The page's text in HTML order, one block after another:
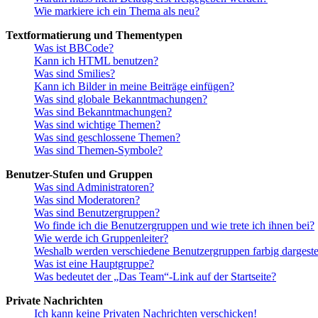
Wie markiere ich ein Thema als neu?
Textformatierung und Thementypen
Was ist BBCode?
Kann ich HTML benutzen?
Was sind Smilies?
Kann ich Bilder in meine Beiträge einfügen?
Was sind globale Bekanntmachungen?
Was sind Bekanntmachungen?
Was sind wichtige Themen?
Was sind geschlossene Themen?
Was sind Themen-Symbole?
Benutzer-Stufen und Gruppen
Was sind Administratoren?
Was sind Moderatoren?
Was sind Benutzergruppen?
Wo finde ich die Benutzergruppen und wie trete ich ihnen bei?
Wie werde ich Gruppenleiter?
Weshalb werden verschiedene Benutzergruppen farbig
Was ist eine Hauptgruppe?
Was bedeutet der „Das Team“-Link auf der Startseite?
Private Nachrichten
Ich kann keine Privaten Nachrichten verschicken!